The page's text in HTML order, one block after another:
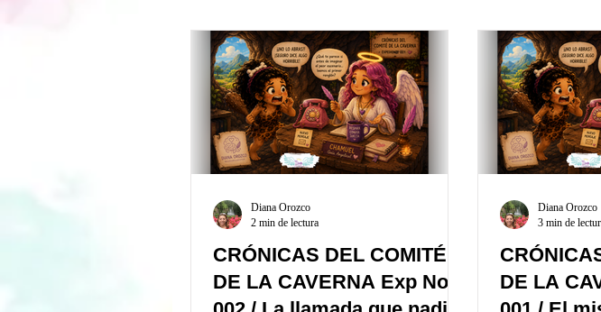
Poder Interior Mensaje angelical Coaching Angelical
Guía Mensual Herramientas Holísticas Espiritualidad
CRÓNICAS DEL COMITÉ
DE LA CAVERNA Exp No.
Diana Orozco
2 min de lectura
DE LA
Diana Orozco
3 min de